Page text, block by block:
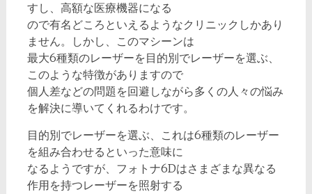
すし、高額な医療機器になる
ので有名どころといえるようなクリニックしかあり
ません。しかし、このマシーンは
最大6種類のレーザーを目的別でレーザーを選ぶ、
このような特徴がありますので
個人差などの問題を回避しながら多くの人々の悩み
を解決に導いてくれるわけです。
目的別でレーザーを選ぶ、これは6種類のレーザー
を組み合わせるといった意味に
なるようですが、フォトナ6Dはさまざまな異なる
作用を持つレーザーを照射する